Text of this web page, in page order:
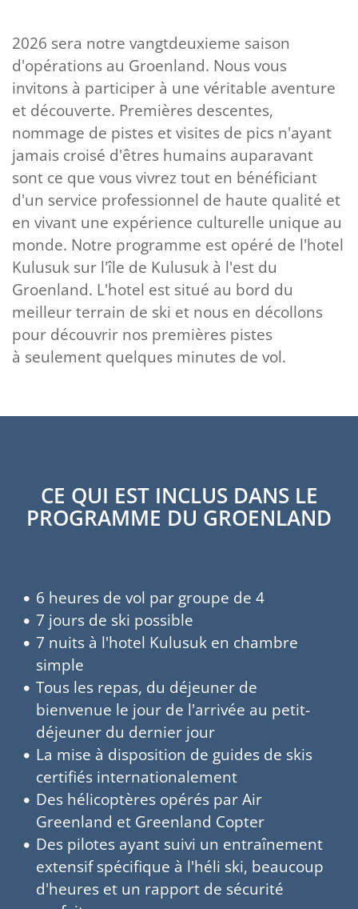
​​​​​​​2026 sera notre vangtdeuxieme saison
d'opérations au Groenland. Nous vous
invitons à participer à une véritable aventure
et découverte. Premières descentes,
nommage de pistes et visites de pics n'ayant
jamais croisé d'êtres humains auparavant
sont ce que vous vivrez tout en bénéficiant
d'un service professionnel de haute qualité et
en vivant une expérience culturelle unique au
monde. Notre programme est opéré de l'hotel
Kulusuk sur l'île de Kulusuk à l'est du
Groenland. L'hotel est situé au bord du
meilleur terrain de ski et nous en décollons
pour découvrir nos premières pistes
à seulement quelques minutes de vol.
CE QUI EST INCLUS DANS LE
PROGRAMME DU GROENLAND
6 heures de vol par groupe de 4
7 jours de ski possible
7 nuits à l'hotel Kulusuk en chambre
simple
Tous les repas, du déjeuner de
bienvenue le jour de l'arrivée au petit-
déjeuner du dernier jour
La mise à disposition de guides de skis
certifiés internationalement
Des hélicoptères opérés par Air
Greenland et Greenland Copter
Des pilotes ayant suivi un entraînement
extensif spécifique à l'héli ski, beaucoup
d'heures et un rapport de sécurité